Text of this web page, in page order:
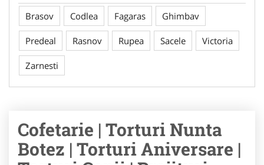
Brasov Codlea Fagaras Ghimbav
Predeal Rasnov Rupea Sacele Victoria
Zarnesti
Cofetarie | Torturi Nunta
Botez | Torturi Aniversare |